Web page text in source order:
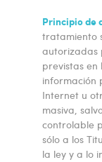
Principio de
tratamiento
autorizadas
previstas en
información
Internet u
masiva,
controlable
sólo a los
la ley y a lo